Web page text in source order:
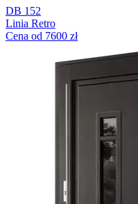
DB 152
Linia Retro
Cena od 7600 zł